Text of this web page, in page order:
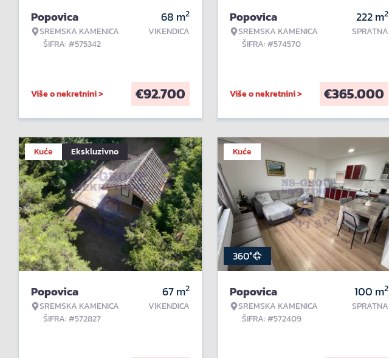
Popovica
SREMSKA KAMENICA
ŠIFRA: #575342
68 m2
VIKENDICA
Više o nekretnini > €92.700
Popovica
SREMSKA KAMENICA
ŠIFRA: #574570
222m2
SPRATNA
Više o nekretnini > €365.000
Kuće Ekskluzivno
Popovica
SREMSKA KAMENICA
ŠIFRA: #572827
67m2
VIKENDICA
Kuće
360°
Popovica
SREMSKA KAMENICA
ŠIFRA: #572409
100 m2
SPRATNA